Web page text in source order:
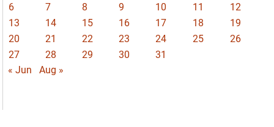
6
7 8 9 10 11
12
13
14 15 16 17 18
19
20
21 22 23 24 25
26
27
28 29 30
31
« Jun
Aug »